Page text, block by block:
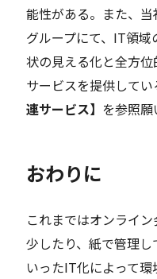
能性がある。また、
グループにて、IT領
状の見える化と全方
サービスを提供して
連サービス】 を参照願
おわりに
これまではオンライ
少したり、紙で管理
いったIT化によって